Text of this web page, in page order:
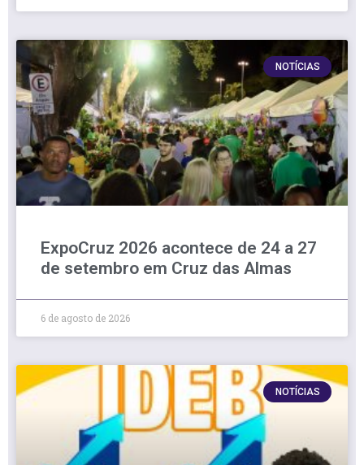
NOTÍCIAS
ExpoCruz 2026 acontece de 24 a 27
de setembro em Cruz das Almas
6 de agosto de 2026
NOTÍCIAS